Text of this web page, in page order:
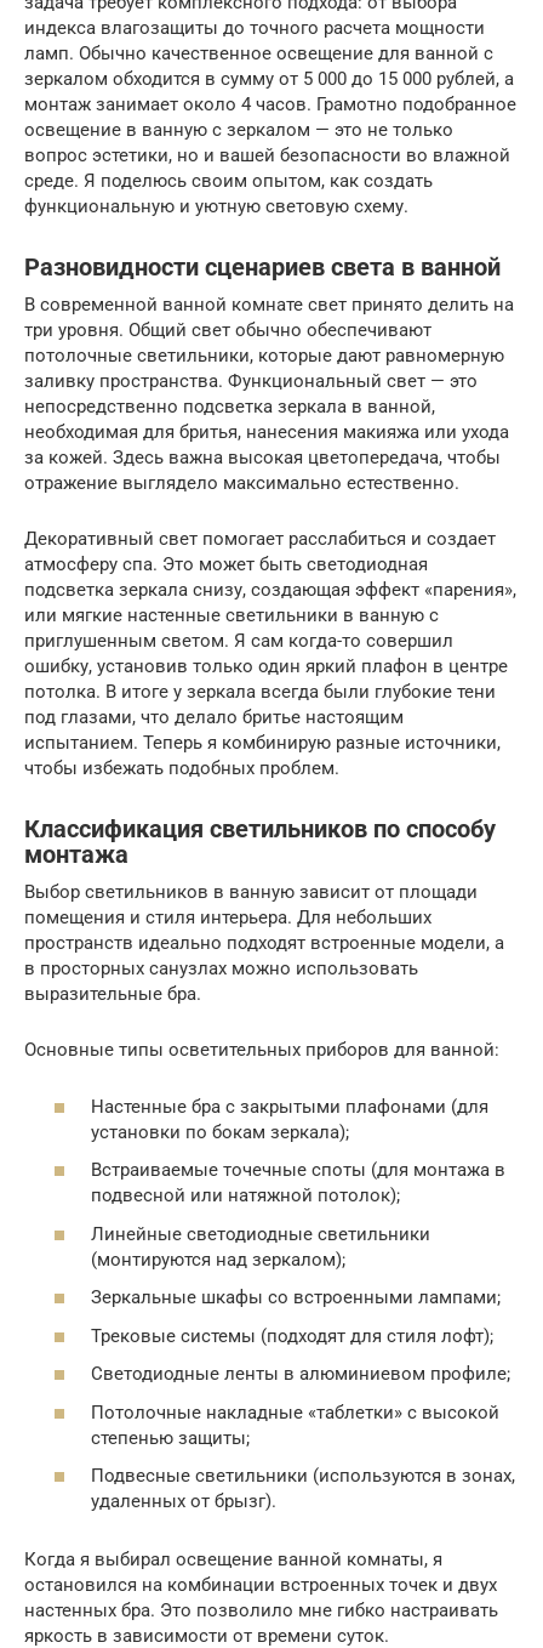
индекса влагозащиты до точного расчета мощности
ламп. Обычно качественное освещение для ванной с
зеркалом обходится в сумму от 5 000 до 15 000 рублей, а
монтаж занимает около 4 часов. Грамотно подобранное
освещение в ванную с зеркалом — это не только
вопрос эстетики, но и вашей безопасности во влажной
среде. Я поделюсь своим опытом, как создать
функциональную и уютную световую схему.
Разновидности сценариев света в ванной
В современной ванной комнате свет принято делить на
три уровня. Общий свет обычно обеспечивают
потолочные светильники, которые дают равномерную
заливку пространства. Функциональный свет — это
непосредственно подсветка зеркала в ванной,
необходимая для бритья, нанесения макияжа или ухода
за кожей. Здесь важна высокая цветопередача, чтобы
отражение выглядело максимально естественно.
Декоративный свет помогает расслабиться и создает
атмосферу спа. Это может быть светодиодная
подсветка зеркала снизу, создающая эффект «парения»,
или мягкие настенные светильники в ванную с
приглушенным светом. Я сам когда-то совершил
ошибку, установив только один яркий плафон в центре
потолка. В итоге у зеркала всегда были глубокие тени
под глазами, что делало бритье настоящим
испытанием. Теперь я комбинирую разные источники,
чтобы избежать подобных проблем.
Классификация светильников по способу
монтажа
Выбор светильников в ванную зависит от площади
помещения и стиля интерьера. Для небольших
пространств идеально подходят встроенные модели, а
в просторных санузлах можно использовать
выразительные бра.
Основные типы осветительных приборов для ванной:
Настенные бра с закрытыми плафонами (для
установки по бокам зеркала);
Встраиваемые точечные споты (для монтажа в
подвесной или натяжной потолок);
Линейные светодиодные светильники
(монтируются над зеркалом);
Зеркальные шкафы со встроенными лампами;
Трековые системы (подходят для стиля лофт);
Светодиодные ленты в алюминиевом профиле;
Потолочные накладные «таблетки» с высокой
степенью защиты;
Подвесные светильники (используются в зонах,
удаленных от брызг).
Когда я выбирал освещение ванной комнаты, я
остановился на комбинации встроенных точек и двух
настенных бра. Это позволило мне гибко настраивать
яркость в зависимости от времени суток.